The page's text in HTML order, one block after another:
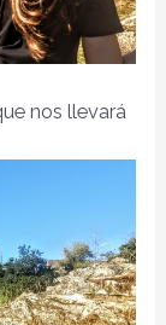
nos llevará